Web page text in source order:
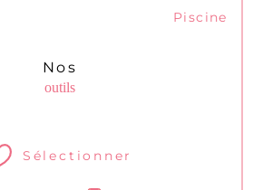
Piscine
Nos
outils
Sélectionner